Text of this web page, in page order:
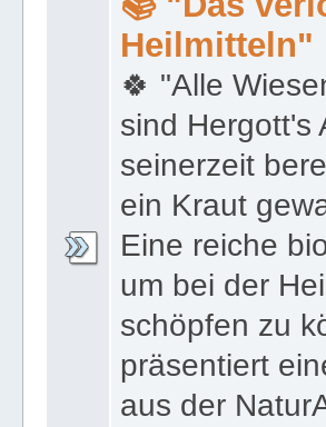
📚 "Das
Heilmitteln"
🍀 "Alle
sind Hergott's
seinerzeit
ein Kraut
Eine reiche
um bei der
schöpfen zu
präsentiert